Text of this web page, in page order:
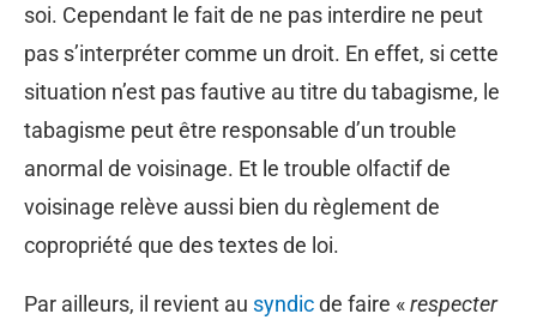
soi. Cependant le fait de ne pas interdire ne peut
pas s’interpréter comme un droit. En effet, si cette
situation n’est pas fautive au titre du tabagisme, le
tabagisme peut être responsable d’un trouble
anormal de voisinage. Et le trouble olfactif de
voisinage relève aussi bien du règlement de
copropriété que des textes de loi.
Par ailleurs, il revient au syndicde faire «respecter